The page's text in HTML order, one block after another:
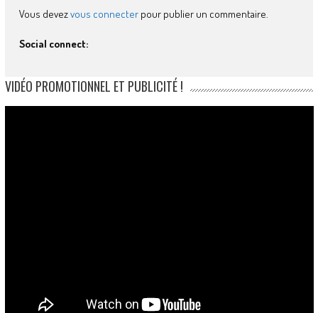
Vous devezvous connecterpour publier un commentaire.
Social connect:
VIDÉO PROMOTIONNEL ET PUBLICITÉ !